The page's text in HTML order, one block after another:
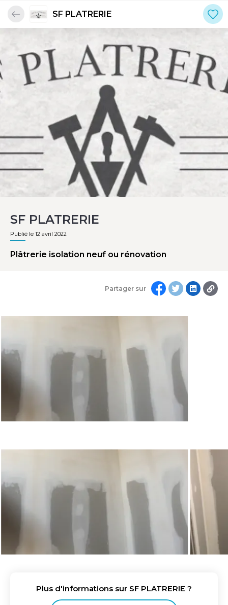
SF PLATRERIE
SF PLATRERIE
Publié le 12 avril 2022
Partager sur
Plâtrerie isolation neuf ou rénovation
Plus d'informations sur SF PLATRERIE ?